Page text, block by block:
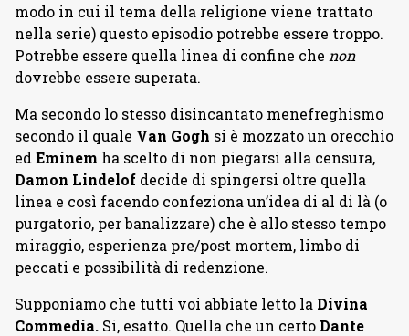
modo in cui il tema della religione viene trattato
nella serie) questo episodio potrebbe essere troppo.
Potrebbe essere quella linea di confine che non
dovrebbe essere superata.
Ma secondo lo stesso disincantato menefreghismo
secondo il quale Van Gogh si è mozzato un orecchio
edEminem ha scelto di non piegarsi alla censura,
Damon Lindelof decide di spingersi oltre quella
linea e così facendo confeziona un’idea di al di là (o
purgatorio, per banalizzare) che è allo stesso tempo
miraggio, esperienza pre/post mortem, limbo di
peccati e possibilità di redenzione.
Supponiamo che tutti voi abbiate letto la Divina
Commedia. Si, esatto. Quella che un certo Dante